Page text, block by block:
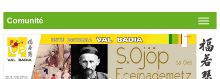
Comunité